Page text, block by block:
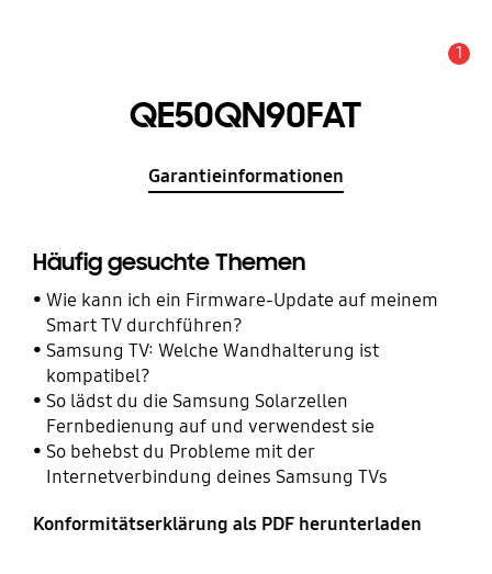
1
QE50QN90FAT
Garantieinformationen
Häufig gesuchte Themen
Wie kann ich ein Firmware-Update auf meinem
Smart TV durchführen?
Samsung TV: Welche Wandhalterung ist
kompatibel?
So lädst du die Samsung Solarzellen
Fernbedienung auf und verwendest sie
So behebst du Probleme mit der
Internetverbindung deines Samsung TVs
Konformitätserklärung als PDF herunterladen